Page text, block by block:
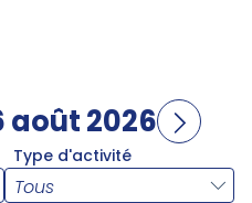
août 2026
Type d'activité